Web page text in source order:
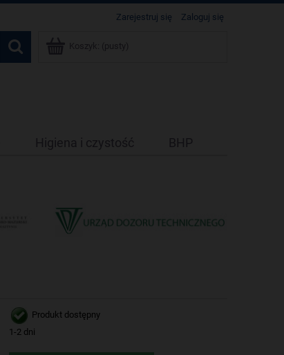
Zarejestruj się Zaloguj się
Koszyk: (pusty)
Higiena i czystość BHP
Produkt dostępny
1-2 dni